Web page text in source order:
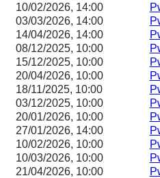
10/02/2026, 14:00
03/03/2026, 14:00
14/04/2026, 14:00
08/12/2025, 10:00
15/12/2025, 10:00
20/04/2026, 10:00
18/11/2025, 10:00
03/12/2025, 10:00
20/01/2026, 10:00
27/01/2026, 14:00
10/02/2026, 10:00
10/03/2026, 10:00
21/04/2026, 10:00